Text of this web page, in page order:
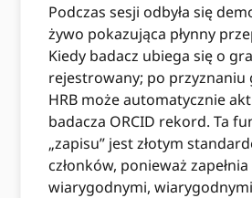
Podczas sesji odbyła się
żywo pokazująca płynny
Kiedy badacz ubiega się o
rejestrowany; po przyznaniu
HRB może automatycznie
badacza ORCID rekord. Ta
„zapisu” jest złotym
członków, ponieważ
wiarygodnymi,